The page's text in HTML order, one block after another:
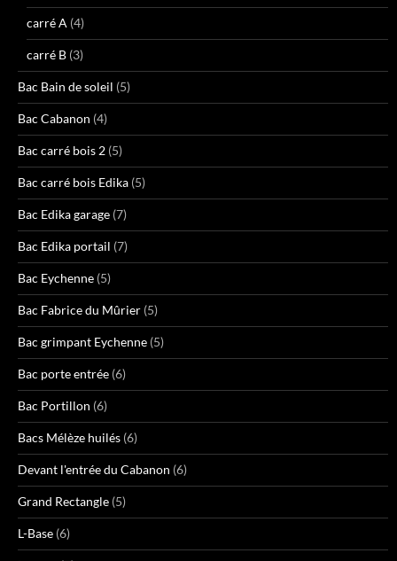
carré A (4)
carré B (3)
Bac Bain de soleil (5)
Bac Cabanon (4)
Bac carré bois 2 (5)
Bac carré bois Edika (5)
Bac Edika garage (7)
Bac Edika portail (7)
Bac Eychenne (5)
Bac Fabrice du Mûrier (5)
Bac grimpant Eychenne (5)
Bac porte entrée (6)
Bac Portillon (6)
Bacs Mélèze huilés (6)
Devant l'entrée du Cabanon (6)
Grand Rectangle (5)
L-Base (6)